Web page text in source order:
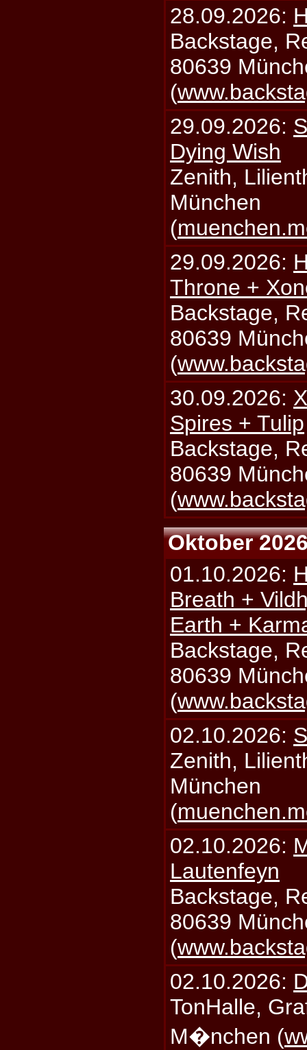
28.09.2026:
Backstage,
80639
(
29.09.2026:
Dying Wish
Zenith,
München
(
29.09.2026:
Throne +
Backstage,
80639
(
30.09.2026:
Spires + Tulip
Backstage,
80639
(
Oktober
01.10.2026:
Breath +
Earth +
Backstage,
80639
(
02.10.2026:
Zenith,
München
(
02.10.2026:
Lautenfeyn
Backstage,
80639
(
02.10.2026:
TonHalle,
M�nchen (